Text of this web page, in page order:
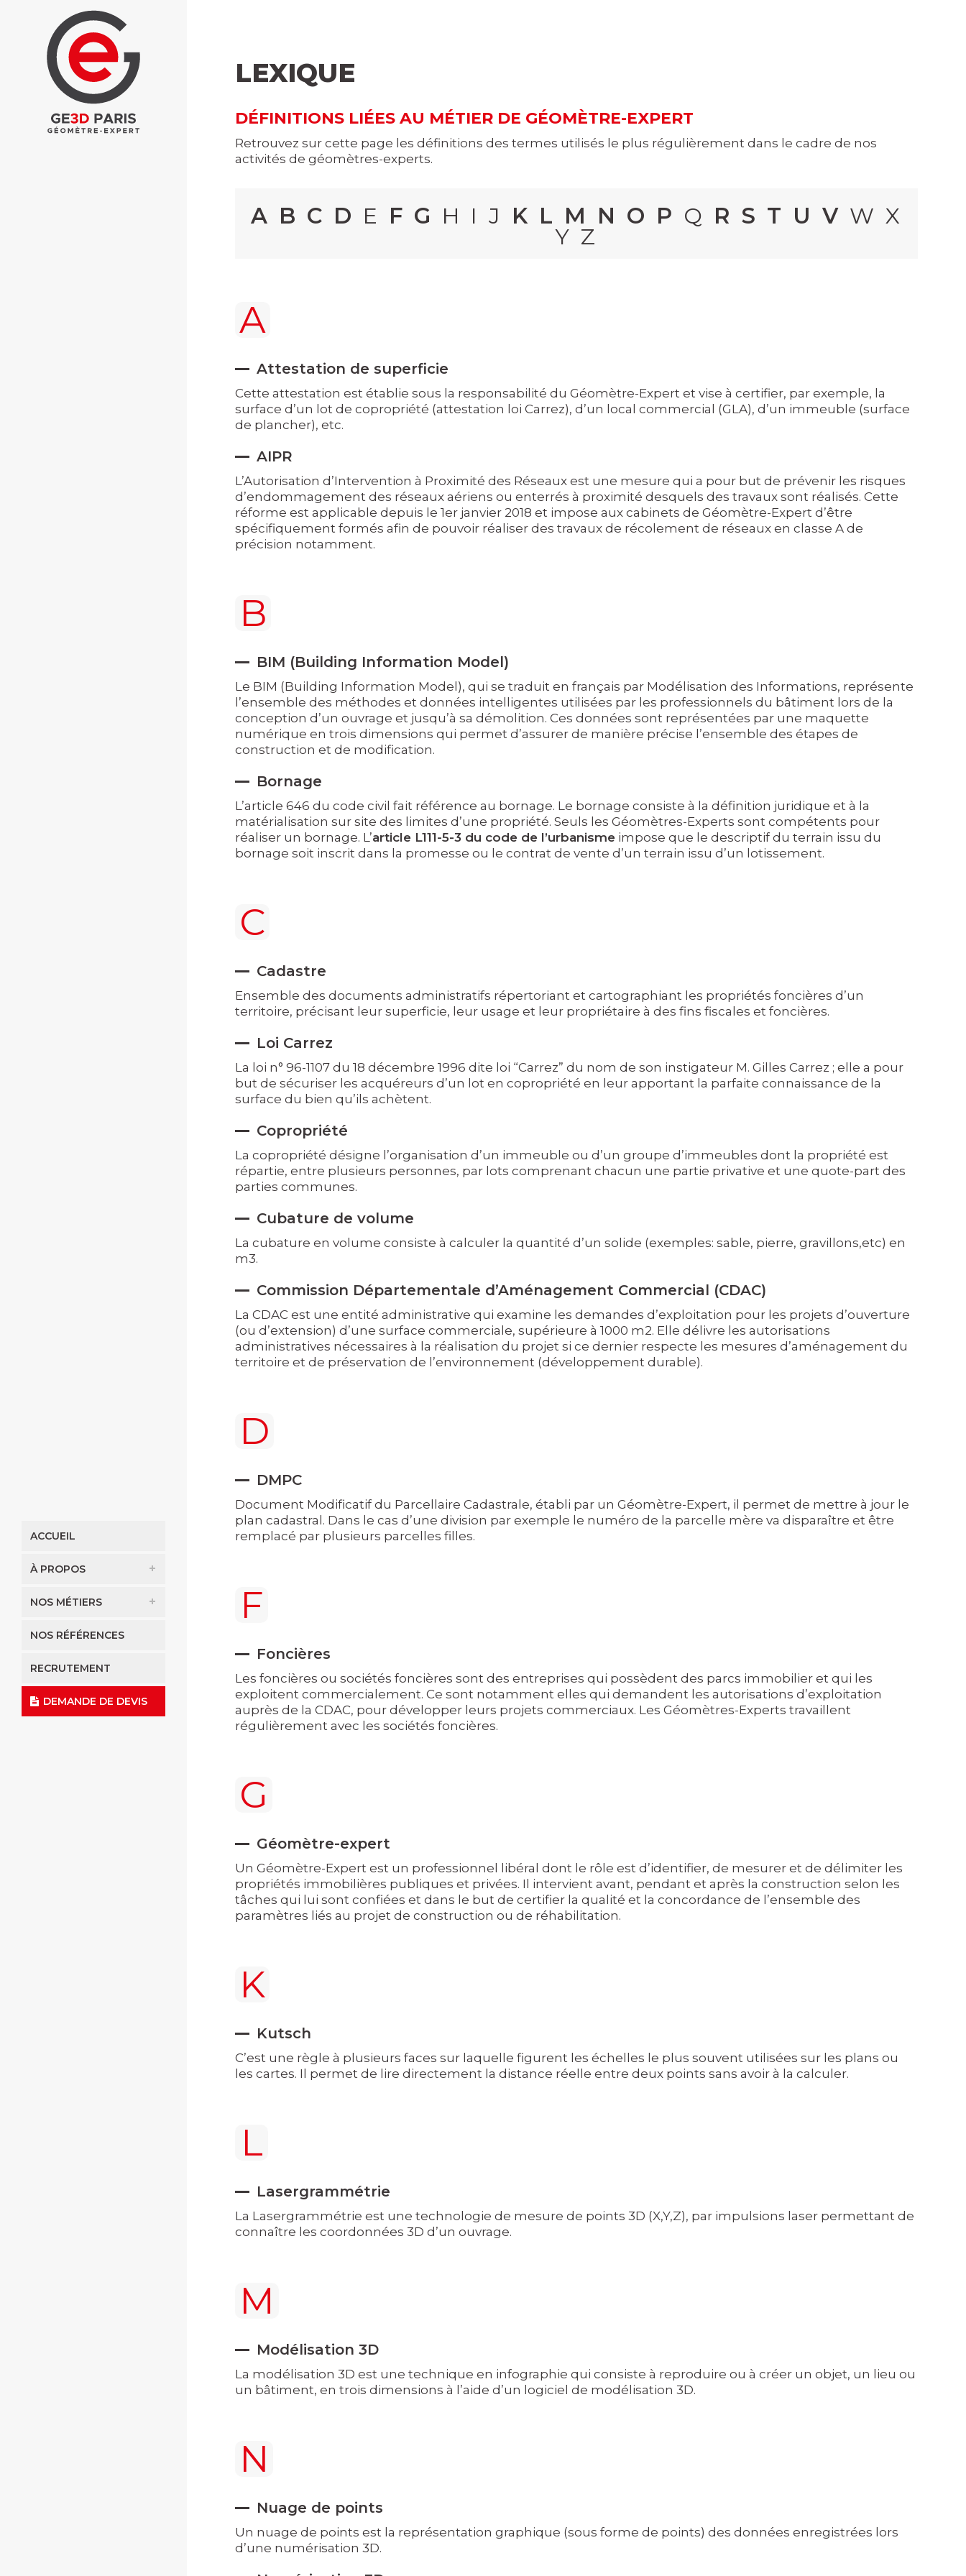
ACCUEIL
À PROPOS
NOS MÉTIERS
NOS RÉFÉRENCES
RECRUTEMENT
DEMANDE DE DEVIS
LEXIQUE
DÉFINITIONS LIÉES AU MÉTIER DE GÉOMÈTRE-EXPERT
Retrouvez sur cette page les définitions des termes utilisés le plus régulièrement dans le cadre de nos
activités de géomètres-experts.
A B C D E F G H I J K L M N O P Q R S T U V W X
Y Z
A
Attestation de superficie
Cette attestation est établie sous la responsabilité du Géomètre-Expert et vise à certifier, par exemple, la
surface d’un lot de copropriété (attestation loi Carrez), d’un local commercial (GLA), d’un immeuble (surface
de plancher), etc.
AIPR
L’Autorisation d’Intervention à Proximité des Réseaux est une mesure qui a pour but de prévenir les risques
d’endommagement des réseaux aériens ou enterrés à proximité desquels des travaux sont réalisés. Cette
réforme est applicable depuis le 1er janvier 2018 et impose aux cabinets de Géomètre-Expert d’être
spécifiquement formés afin de pouvoir réaliser des travaux de récolement de réseaux en classe A de
précision notamment.
B
BIM (Building Information Model)
Le BIM (Building Information Model), qui se traduit en français par Modélisation des Informations, représente
l’ensemble des méthodes et données intelligentes utilisées par les professionnels du bâtiment lors de la
conception d’un ouvrage et jusqu’à sa démolition. Ces données sont représentées par une maquette
numérique en trois dimensions qui permet d’assurer de manière précise l’ensemble des étapes de
construction et de modification.
Bornage
L’article 646 du code civil fait référence au bornage. Le bornage consiste à la définition juridique et à la
matérialisation sur site des limites d’une propriété. Seuls les Géomètres-Experts sont compétents pour
réaliser un bornage. L’article L111-5-3 du code de l’urbanisme impose que le descriptif du terrain issu du
bornage soit inscrit dans la promesse ou le contrat de vente d’un terrain issu d’un lotissement.
C
Cadastre
Ensemble des documents administratifs répertoriant et cartographiant les propriétés foncières d’un
territoire, précisant leur superficie, leur usage et leur propriétaire à des fins fiscales et foncières.
Loi Carrez
La loi n° 96-1107 du 18 décembre 1996 dite loi “Carrez” du nom de son instigateur M. Gilles Carrez ; elle a pour
but de sécuriser les acquéreurs d’un lot en copropriété en leur apportant la parfaite connaissance de la
surface du bien qu’ils achètent.
Copropriété
La copropriété désigne l’organisation d’un immeuble ou d’un groupe d’immeubles dont la propriété est
répartie, entre plusieurs personnes, par lots comprenant chacun une partie privative et une quote-part des
parties communes.
Cubature de volume
La cubature en volume consiste à calculer la quantité d’un solide (exemples: sable, pierre, gravillons,etc) en
m3.
Commission Départementale d’Aménagement Commercial (CDAC)
La CDAC est une entité administrative qui examine les demandes d’exploitation pour les projets d’ouverture
(ou d’extension) d’une surface commerciale, supérieure à 1000 m2. Elle délivre les autorisations
administratives nécessaires à la réalisation du projet si ce dernier respecte les mesures d’aménagement du
territoire et de préservation de l’environnement (développement durable).
D
DMPC
Document Modificatif du Parcellaire Cadastrale, établi par un Géomètre-Expert, il permet de mettre à jour le
plan cadastral. Dans le cas d’une division par exemple le numéro de la parcelle mère va disparaître et être
remplacé par plusieurs parcelles filles.
F
Foncières
Les foncières ou sociétés foncières sont des entreprises qui possèdent des parcs immobilier et qui les
exploitent commercialement. Ce sont notamment elles qui demandent les autorisations d’exploitation
auprès de la CDAC, pour développer leurs projets commerciaux. Les Géomètres-Experts travaillent
régulièrement avec les sociétés foncières.
G
Géomètre-expert
Un Géomètre-Expert est un professionnel libéral dont le rôle est d’identifier, de mesurer et de délimiter les
propriétés immobilières publiques et privées. Il intervient avant, pendant et après la construction selon les
tâches qui lui sont confiées et dans le but de certifier la qualité et la concordance de l’ensemble des
paramètres liés au projet de construction ou de réhabilitation.
K
Kutsch
C’est une règle à plusieurs faces sur laquelle figurent les échelles le plus souvent utilisées sur les plans ou
les cartes. Il permet de lire directement la distance réelle entre deux points sans avoir à la calculer.
L
Lasergrammétrie
La Lasergrammétrie est une technologie de mesure de points 3D (X,Y,Z), par impulsions laser permettant de
connaître les coordonnées 3D d’un ouvrage.
M
Modélisation 3D
La modélisation 3D est une technique en infographie qui consiste à reproduire ou à créer un objet, un lieu ou
un bâtiment, en trois dimensions à l’aide d’un logiciel de modélisation 3D.
N
Nuage de points
Un nuage de points est la représentation graphique (sous forme de points) des données enregistrées lors
d’une numérisation 3D.